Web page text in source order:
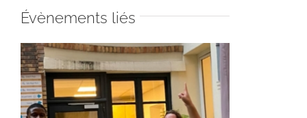
Évènements liés